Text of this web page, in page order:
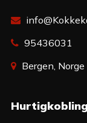
95436031
Bergen, Norge